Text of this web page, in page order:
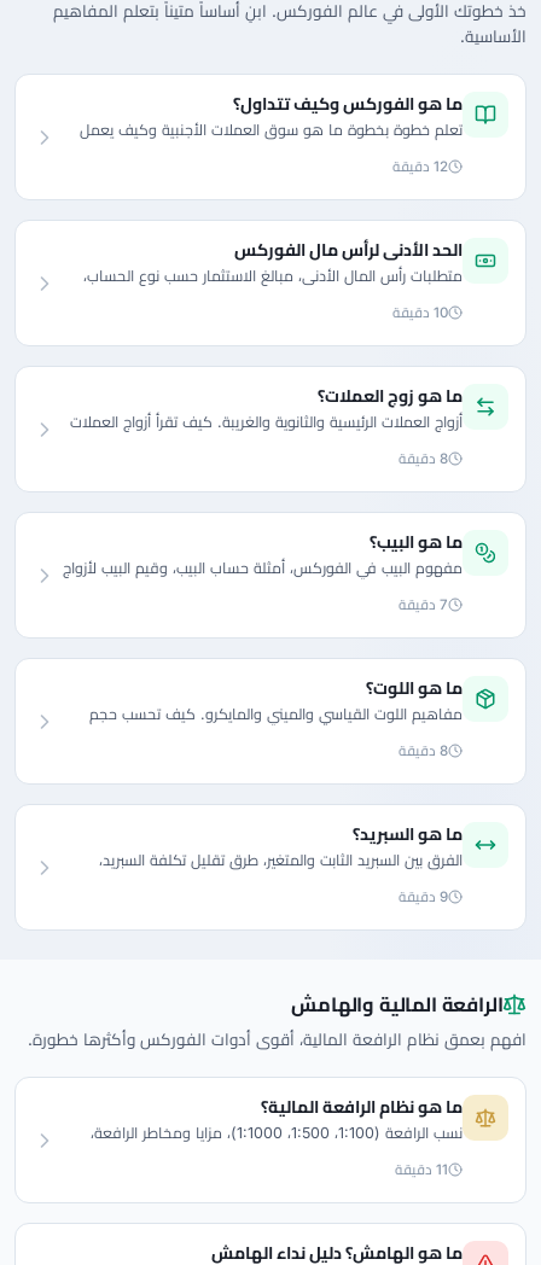
خذ خطوتك الأولى في عالم الفوركس. ابنِ أساساً متيناً بتعلم المفاهيم
الأساسية.
ما هو الفوركس وكيف تتداول؟
تعلم خطوة بخطوة ما هو سوق العملات الأجنبية وكيف يعمل
12 دقيقة
الحد الأدنى لرأس مال الفوركس
متطلبات رأس المال الأدنى، مبالغ الاستثمار حسب نوع الحساب،
10 دقيقة
ما هو زوج العملات؟
أزواج العملات الرئيسية والثانوية والغريبة. كيف تقرأ أزواج العملات
8 دقيقة
ما هو البيب؟
مفهوم البيب في الفوركس، أمثلة حساب البيب، وقيم البيب لأزواج
7 دقيقة
ما هو اللوت؟
مفاهيم اللوت القياسي والميني والمايكرو. كيف تحسب حجم
8 دقيقة
ما هو السبريد؟
الفرق بين السبريد الثابت والمتغير، طرق تقليل تكلفة السبريد،
9 دقيقة
الرافعة المالية والهامش
افهم بعمق نظام الرافعة المالية، أقوى أدوات الفوركس وأكثرها خطورة.
ما هو نظام الرافعة المالية؟
نسب الرافعة (1:100، 1:500، 1:1000)، مزايا ومخاطر الرافعة،
11 دقيقة
ما هو الهامش؟ دليل نداء الهامش